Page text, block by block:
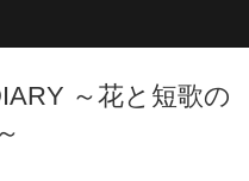
～花と短歌の